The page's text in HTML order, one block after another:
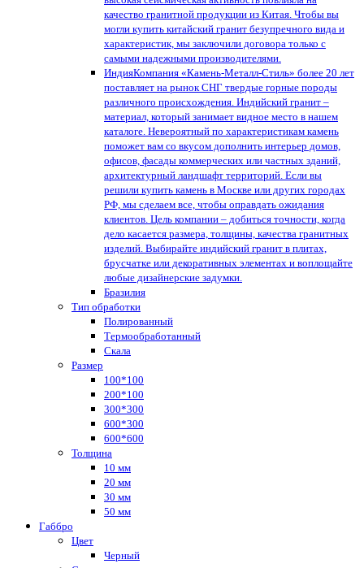
качество гранитной продукции из Китая. Чтобы вы
могли купить китайский гранит безупречного вида и
характеристик, мы заключили договора только с
самыми надежными производителями.
ИндияКомпания «Камень-Металл-Стиль» более 20 лет
поставляет на рынок СНГ твердые горные породы
различного происхождения. Индийский гранит –
материал, который занимает видное место в нашем
каталоге. Невероятный по характеристикам камень
поможет вам со вкусом дополнить интерьер домов,
офисов, фасады коммерческих или частных зданий,
архитектурный ландшафт территорий. Если вы
решили купить камень в Москве или других городах
РФ, мы сделаем все, чтобы оправдать ожидания
клиентов. Цель компании – добиться точности, когда
дело касается размера, толщины, качества гранитных
изделий. Выбирайте индийский гранит в плитах,
брусчатке или декоративных элементах и воплощайте
любые дизайнерские задумки.
Бразилия
Тип обработки
Полированный
Термообработанный
Скала
Размер
100*100
200*100
300*300
600*300
600*600
Толщина
10 мм
20 мм
30 мм
50 мм
Габбро
Цвет
Черный